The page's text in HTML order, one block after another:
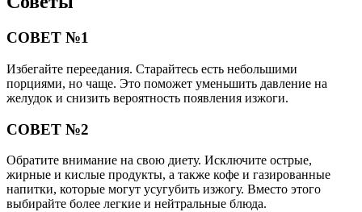
СОВЕТ №1
Избегайте переедания. Старайтесь есть небольшими
порциями, но чаще. Это поможет уменьшить давление на
желудок и снизить вероятность появления изжоги.
СОВЕТ №2
Обратите внимание на свою диету. Исключите острые,
жирные и кислые продукты, а также кофе и газированные
напитки, которые могут усугубить изжогу. Вместо этого
выбирайте более легкие и нейтральные блюда.